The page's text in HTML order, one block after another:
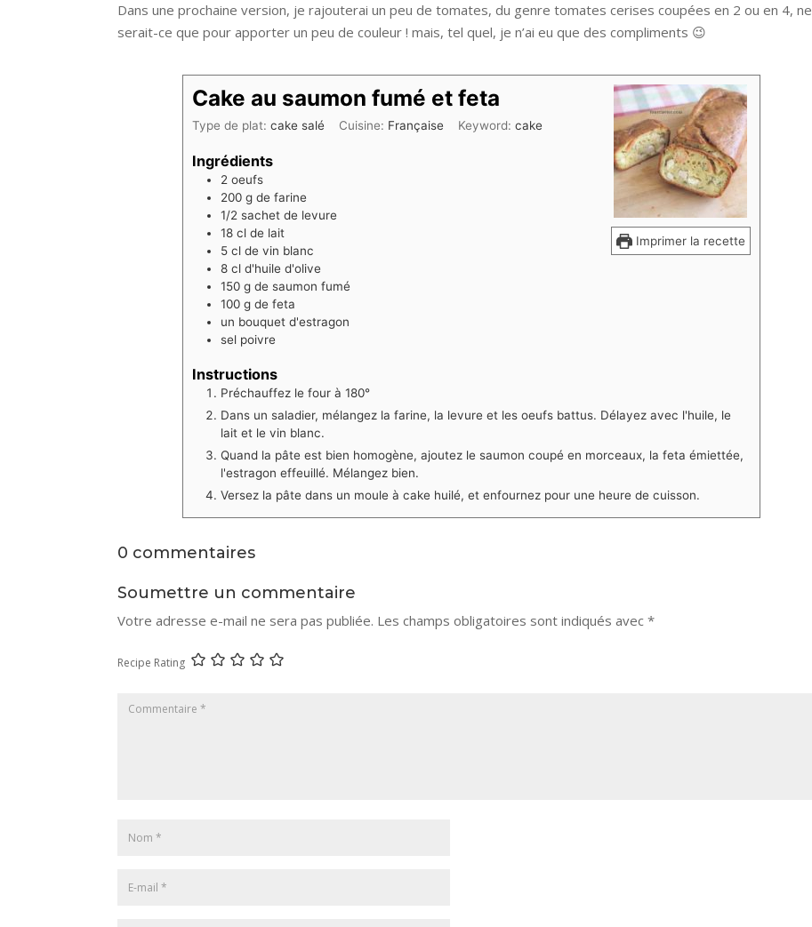
Dans une prochaine version, je rajouterai un peu de tomates, du genre tomates cerises coupées en 2 ou en 4, ne
serait-ce que pour apporter un peu de couleur ! mais, tel quel, je n’ai eu que des compliments 😉
Imprimer la recette
Cake au saumon fumé et feta
Type de plat: cake salé Cuisine: Française Keyword: cake
Ingrédients
2 oeufs
200 g de farine
1/2 sachet de levure
18 cl de lait
5 cl de vin blanc
8 cl d'huile d'olive
150 g de saumon fumé
100 g de feta
un bouquet d'estragon
sel poivre
Instructions
Préchauffez le four à 180°
Dans un saladier, mélangez la farine, la levure et les oeufs battus. Délayez avec l'huile, le
lait et le vin blanc.
Quand la pâte est bien homogène, ajoutez le saumon coupé en morceaux, la feta émiettée,
l'estragon effeuillé. Mélangez bien.
Versez la pâte dans un moule à cake huilé, et enfournez pour une heure de cuisson.
0 commentaires
Soumettre un commentaire
Votre adresse e-mail ne sera pas publiée. Les champs obligatoires sont indiqués avec *
Recipe Rating